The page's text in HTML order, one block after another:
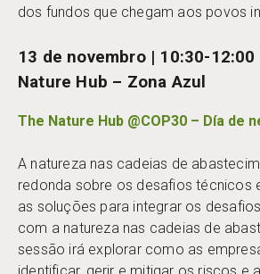
dos fundos que chegam aos povos
13 de novembro | 10:30-12:00
Nature Hub – Zona Azul
The Nature Hub @COP30 – Día de
A natureza nas cadeias de
redonda sobre os desafios técnicos
as soluções para integrar os
com a natureza nas cadeias de
sessão irá explorar como as